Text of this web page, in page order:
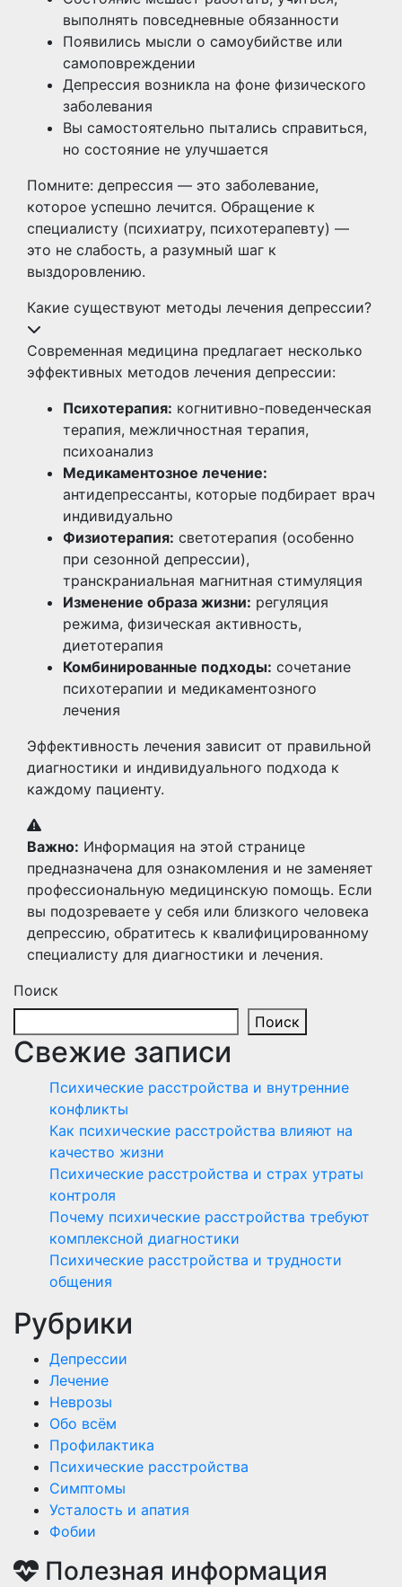
выполнять повседневные обязанности
Появились мысли о самоубийстве или
самоповреждении
Депрессия возникла на фоне физического
заболевания
Вы самостоятельно пытались справиться,
но состояние не улучшается
Помните: депрессия — это заболевание,
которое успешно лечится. Обращение к
специалисту (психиатру, психотерапевту) —
это не слабость, а разумный шаг к
выздоровлению.
Какие существуют методы лечения депрессии?
Современная медицина предлагает несколько
эффективных методов лечения депрессии:
Психотерапия: когнитивно-поведенческая
терапия, межличностная терапия,
психоанализ
Медикаментозное лечение:
антидепрессанты, которые подбирает врач
индивидуально
Физиотерапия: светотерапия (особенно
при сезонной депрессии),
транскраниальная магнитная стимуляция
Изменение образа жизни: регуляция
режима, физическая активность,
диетотерапия
Комбинированные подходы: сочетание
психотерапии и медикаментозного
лечения
Эффективность лечения зависит от правильной
диагностики и индивидуального подхода к
каждому пациенту.
Важно: Информация на этой странице
предназначена для ознакомления и не заменяет
профессиональную медицинскую помощь. Если
вы подозреваете у себя или близкого человека
депрессию, обратитесь к квалифицированному
специалисту для диагностики и лечения.
Поиск
Поиск
Свежие записи
Психические расстройства и внутренние
конфликты
Как психические расстройства влияют на
качество жизни
Психические расстройства и страх утраты
контроля
Почему психические расстройства требуют
комплексной диагностики
Психические расстройства и трудности
общения
Рубрики
Депрессии
Лечение
Неврозы
Обо всём
Профилактика
Психические расстройства
Симптомы
Усталость и апатия
Фобии
Полезная информация